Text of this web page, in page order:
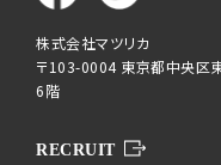
株式会社マツリカ
〒103-0004 東京都中央区
6階
RECRUIT